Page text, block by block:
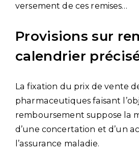
versement de ces remises…
Provisions sur
calendrier
La fixation du prix de vente
pharmaceutiques faisant
remboursement suppose la
d’une concertation et d’un
l’assurance maladie.